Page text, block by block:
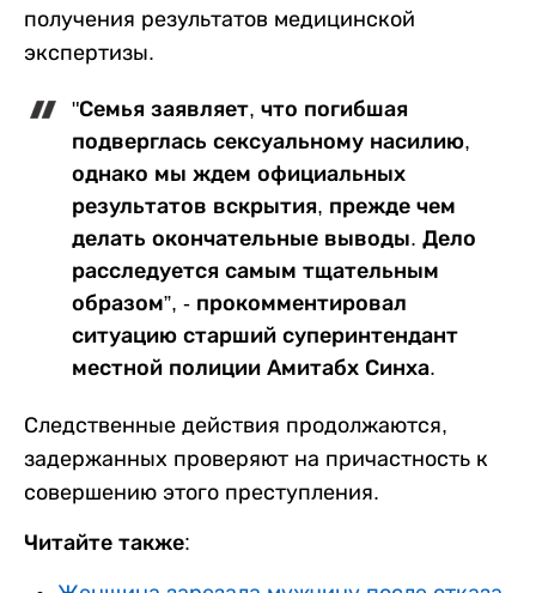
получения результатов медицинской
экспертизы.
"Семья заявляет, что погибшая
подверглась сексуальному насилию,
однако мы ждем официальных
результатов вскрытия, прежде чем
делать окончательные выводы. Дело
расследуется самым тщательным
образом”, - прокомментировал
ситуацию старший суперинтендант
местной полиции Амитабх Синха.
Следственные действия продолжаются,
задержанных проверяют на причастность к
совершению этого преступления.
Читайте также: